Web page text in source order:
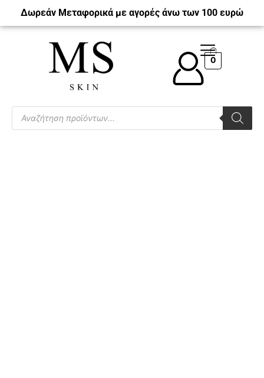
Δωρεάν Μεταφορικά με αγορές άνω των 100 ευρώ
0